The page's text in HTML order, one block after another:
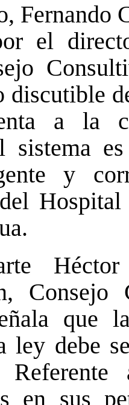
Fernando
el
discutible
a la
sistema
y
que
ley debe
en sus